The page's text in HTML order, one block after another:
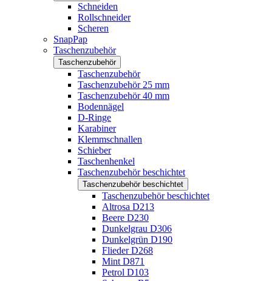
Schneiden
Rollschneider
Scheren
SnapPap
Taschenzubehör
Taschenzubehör
Taschenzubehör
Taschenzubehör 25 mm
Taschenzubehör 40 mm
Bodennägel
D-Ringe
Karabiner
Klemmschnallen
Schieber
Taschenhenkel
Taschenzubehör beschichtet
Taschenzubehör beschichtet
Taschenzubehör beschichtet
Altrosa D213
Beere D230
Dunkelgrau D306
Dunkelgrün D190
Flieder D268
Mint D871
Petrol D103